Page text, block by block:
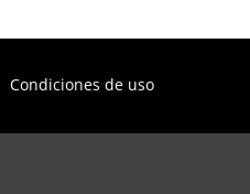
Condiciones de uso